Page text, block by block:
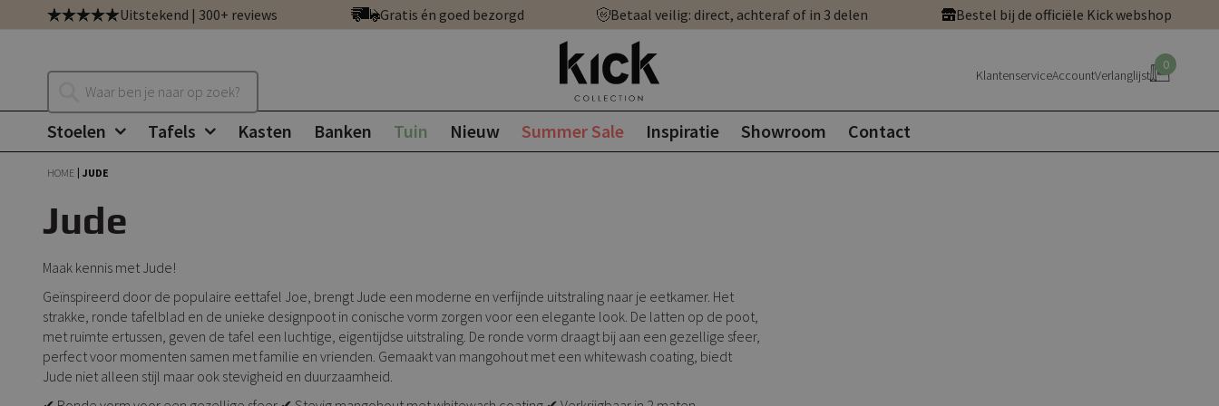
Ga
direct
naar
inhoud
Uitstekend | 300+ reviews Gratis én goed bezorgd Betaal veilig: direct, achteraf of in 3 delen Bestel bij de officiële Kick webshop
Zoeken
KlantenserviceAccountVerlanglijst
0
Stoelen Tafels Kasten Banken Tuin Nieuw Summer Sale Inspiratie Showroom Contact
HOME JUDE
Jude
Maak kennis met Jude!
Geïnspireerd door de populaire eettafel Joe, brengt Jude een moderne en verfijnde uitstraling naar je eetkamer. Het
strakke, ronde tafelblad en de unieke designpoot in conische vorm zorgen voor een elegante look. De latten op de poot,
met ruimte ertussen, geven de tafel een luchtige, eigentijdse uitstraling. De ronde vorm draagt bij aan een gezellige sfeer,
perfect voor momenten samen met familie en vrienden. Gemaakt van mangohout met een whitewash coating, biedt
Jude niet alleen stijl maar ook stevigheid en duurzaamheid.